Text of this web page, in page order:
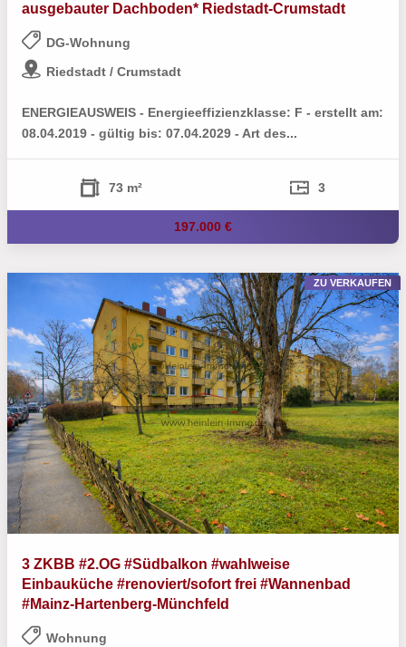
ausgebauter Dachboden* Riedstadt-Crumstadt
DG-Wohnung
Riedstadt / Crumstadt
ENERGIEAUSWEIS - Energieeffizienzklasse: F - erstellt am:
08.04.2019 - gültig bis: 07.04.2029 - Art des...
73 m² 3
197.000 €
3 ZKBB #2.OG #Südbalkon #wahlweise
Einbauküche #renoviert/sofort frei #Wannenbad
#Mainz-Hartenberg-Münchfeld
Wohnung
ZU VERKAUFEN